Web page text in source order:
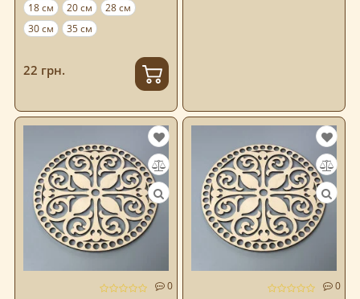
18 см
20 см
28 см
30 см
35 см
22 грн.
0 0